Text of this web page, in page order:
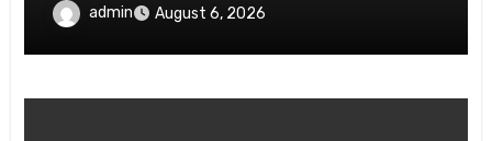
admin August 6, 2026